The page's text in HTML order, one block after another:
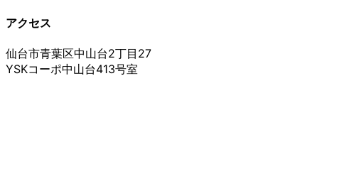
アクセス
仙台市青葉区中山台2丁目27
YSKコーポ中山台413号室